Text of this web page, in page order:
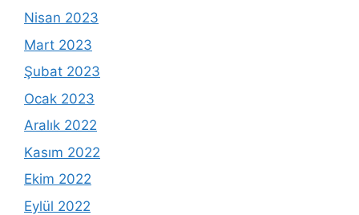
Nisan 2023
Mart 2023
Şubat 2023
Ocak 2023
Aralık 2022
Kasım 2022
Ekim 2022
Eylül 2022